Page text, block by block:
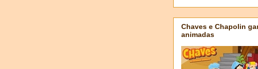
Chaves e Chapolin
animadas